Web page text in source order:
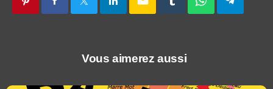
Vous aimerez aussi